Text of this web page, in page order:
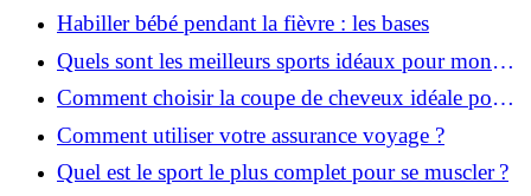
Habiller bébé pendant la fièvre : les bases
Quels sont les meilleurs sports idéaux pour mon
enfant ?
Comment choisir la coupe de cheveux idéale pour
votre visage ?
Comment utiliser votre assurance voyage ?
Quel est le sport le plus complet pour se muscler ?